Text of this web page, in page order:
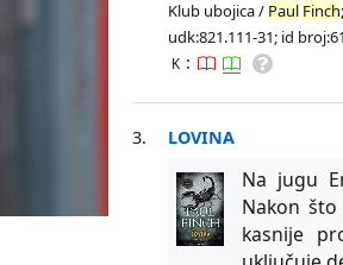
Klub ubojica / Paul Finch
udk:821.111-31; id
K :
3. LOVINA
Na jugu
Nakon
kasnije